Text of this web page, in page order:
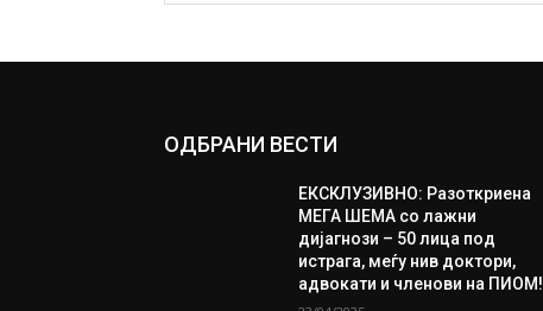
ОДБРАНИ ВЕСТИ
ЕКСКЛУЗИВНО: Разоткриена
МЕГА ШЕМА со лажни
дијагнози – 50 лица под
истрага, меѓу нив доктори,
адвокати и членови на ПИОМ!